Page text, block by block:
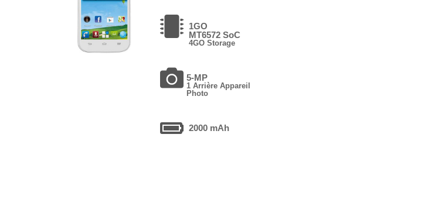
1GO
MT6572 SoC
4GO Storage
5-MP
1 Arrière Appareil
Photo
2000 mAh